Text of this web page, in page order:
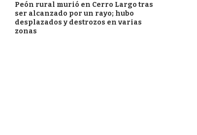
Peón rural murió en Cerro Largo tras
ser alcanzado por un rayo; hubo
desplazados y destrozos en varias
zonas